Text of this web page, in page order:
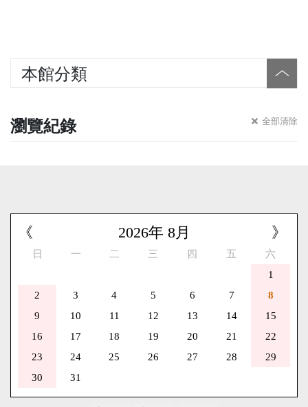
本館分類
瀏覽紀錄 全部清除
《 》
2026年 8月
日 一 二 三 四 五
六
1
2
3 4 5 6 7
8
9
10 11 12 13 14
15
16
17 18 19 20 21
22
23
24 25 26 27 28
29
30
31